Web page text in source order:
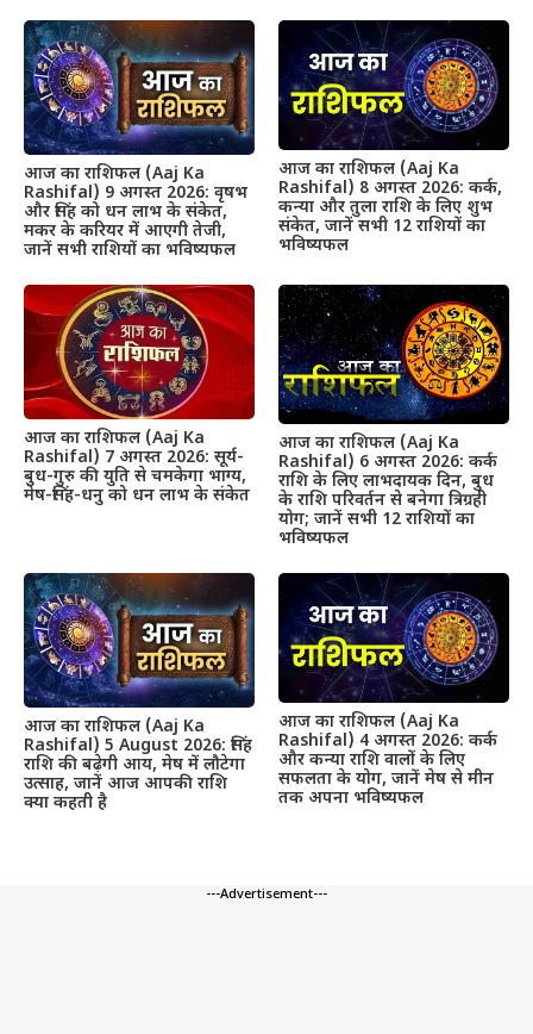
आज का राशिफल (Aaj Ka
Rashifal) 9 अगस्त 2026: वृषभ
और सिंह को धन लाभ के संकेत,
मकर के करियर में आएगी तेजी,
जानें सभी राशियों का भविष्यफल
आज का राशिफल (Aaj Ka
Rashifal) 8 अगस्त 2026: कर्क,
कन्या और तुला राशि के लिए शुभ
संकेत, जानें सभी 12 राशियों का
भविष्यफल
आज का राशिफल (Aaj Ka
Rashifal) 7 अगस्त 2026: सूर्य-
बुध-गुरु की युति से चमकेगा भाग्य,
मेष-सिंह-धनु को धन लाभ के संकेत
आज का राशिफल (Aaj Ka
Rashifal) 6 अगस्त 2026: कर्क
राशि के लिए लाभदायक दिन, बुध
के राशि परिवर्तन से बनेगा त्रिग्रही
योग; जानें सभी 12 राशियों का
भविष्यफल
आज का राशिफल (Aaj Ka
Rashifal) 5 August 2026: सिंह
राशि की बढ़ेगी आय, मेष में लौटेगा
उत्साह, जानें आज आपकी राशि
क्या कहती है
आज का राशिफल (Aaj Ka
Rashifal) 4 अगस्त 2026: कर्क
और कन्या राशि वालों के लिए
सफलता के योग, जानें मेष से मीन
तक अपना भविष्यफल
---Advertisement---